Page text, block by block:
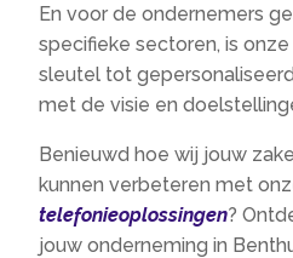
En voor de ondernemers
specifieke sectoren, is
sleutel tot
met de visie en
Benieuwd hoe wij jouw
kunnen verbeteren met
telefonieoplossingen?
jouw onderneming in